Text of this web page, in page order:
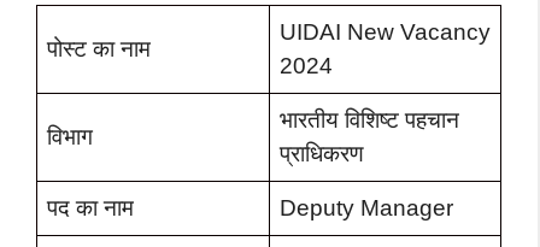
पोस्ट का नाम
UIDAI New Vacancy
2024
विभाग
भारतीय विशिष्ट पहचान
प्राधिकरण
पद का नाम Deputy Manager